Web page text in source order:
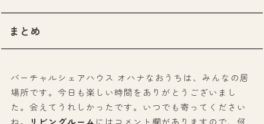
まとめ
バーチャルシェアハウス オハナなおうちは、みんなの居
場所です。今日も楽しい時間をありがとうございまし
た。会えてうれしかったです。いつでも寄ってください
ね。
リビングルーム にはコメント欄がありますので、何